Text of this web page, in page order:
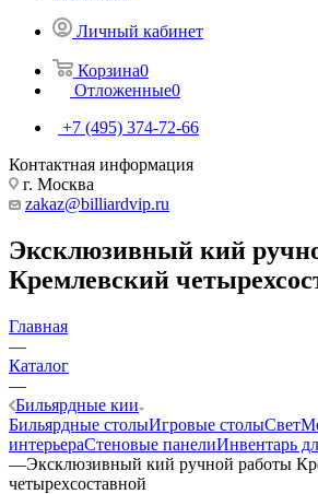
Личный кабинет
Корзина0
Отложенные0
+7 (495) 374-72-66
Контактная информация
г. Москва
zakaz@billiardvip.ru
Эксклюзивный кий
Кремлевский
Главная
—
Каталог
—
Бильярдные кии
Бильярдные столыИгровые столыСвет
интерьераСтеновые панелиИнвентарь
—Эксклюзивный кий ручной работы
четырехсоставной